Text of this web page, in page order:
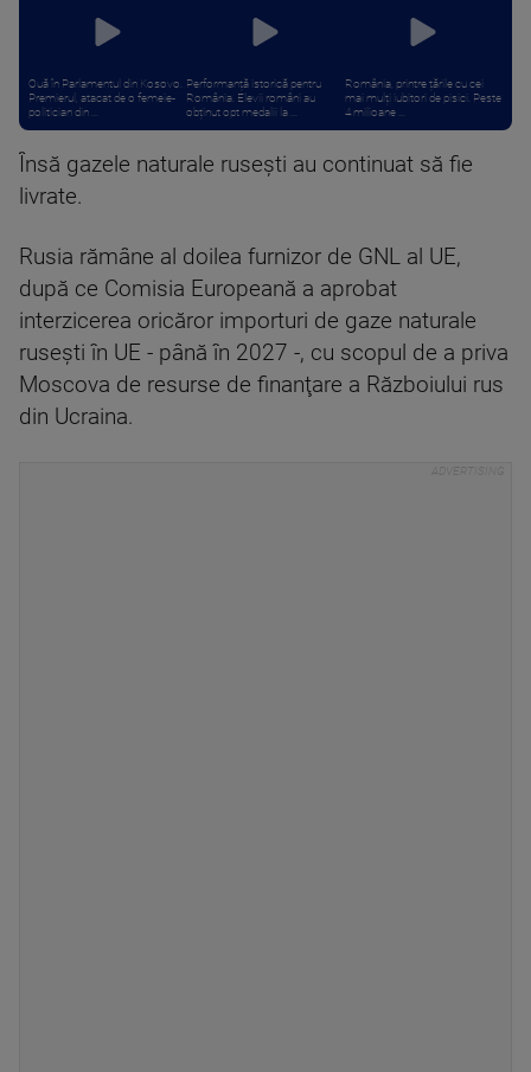
Ouă în Parlamentul din Kosovo.
Premierul, atacat de o femeie-
politician din ...
Performanță istorică pentru
România. Elevii români au
obținut opt medalii la ...
România, printre țările cu cei
mai mulți iubitori de pisici. Peste
4 milioane ...
Însă gazele naturale ruseşti au continuat să fie
livrate.
Rusia rămâne al doilea furnizor de GNL al UE,
după ce Comisia Europeană a aprobat
interzicerea oricăror importuri de gaze naturale
ruseşti în UE - până în 2027 -, cu scopul de a priva
Moscova de resurse de finanţare a Războiului rus
din Ucraina.